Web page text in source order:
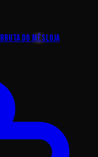
Bruta do MêsLoja